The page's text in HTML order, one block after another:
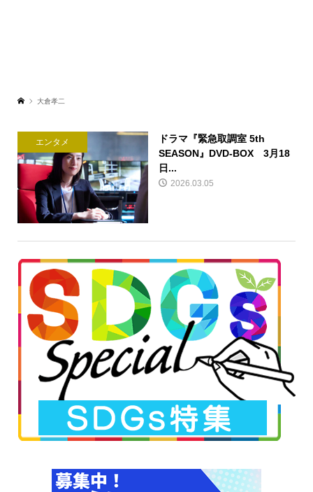
大倉孝二
エンタメ
ドラマ『緊急取調室 5th
SEASON』DVD-BOX 3月18
日...
2026.03.05